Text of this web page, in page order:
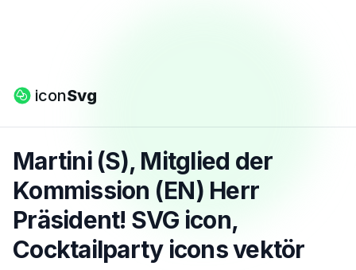
iconSvg
Martini (S), Mitglied der
Kommission (EN) Herr
Präsident! SVG icon,
Cocktailparty icons vektör